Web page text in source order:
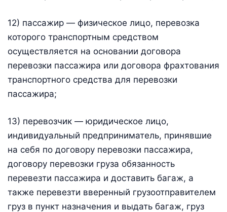
12) пассажир — физическое лицо, перевозка
которого транспортным средством
осуществляется на основании договора
перевозки пассажира или договора фрахтования
транспортного средства для перевозки
пассажира;
13) перевозчик — юридическое лицо,
индивидуальный предприниматель, принявшие
на себя по договору перевозки пассажира,
договору перевозки груза обязанность
перевезти пассажира и доставить багаж, а
также перевезти вверенный грузоотправителем
груз в пункт назначения и выдать багаж, груз